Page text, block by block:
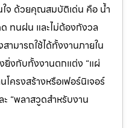
ใจ ด้วยคุณสมบัติเด่น คือ น้ำ
ทนฝน และไม่ต้องกังวล
ามารถใช้ได้ทั้งงานภายใน
ยิ่งกับทั้งงานตกแต่ง “แผ่
ครงสร้างหรือเฟอร์นิเจอร์
ะ “พลาสวูดสำหรับงาน